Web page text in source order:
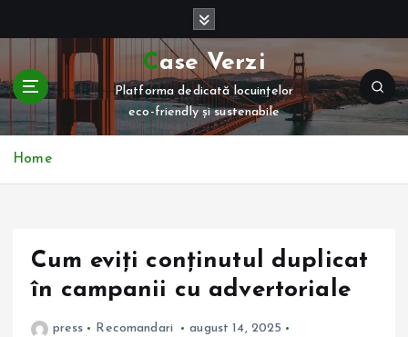
t
c
Case Verzi
Platforma dedicată locuințelor
eco-friendly și sustenabile
Home
Cum eviți conținutul duplicat
în campanii cu advertoriale
press Recomandari
august 14, 2025